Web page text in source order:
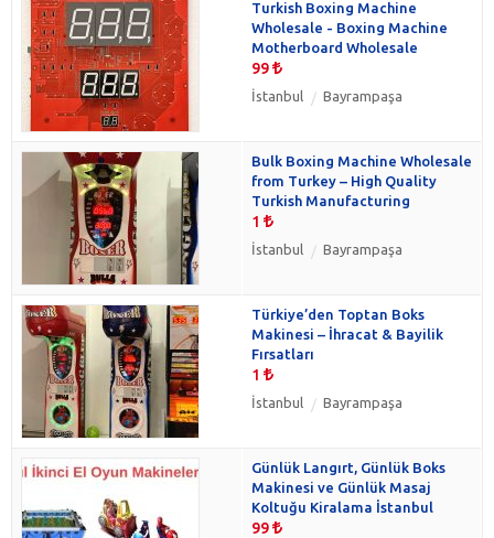
Turkish Boxing Machine
Wholesale - Boxing Machine
Motherboard Wholesale
99
İstanbul Bayrampaşa
Bulk Boxing Machine Wholesale
from Turkey – High Quality
Turkish Manufacturing
1
İstanbul Bayrampaşa
Türkiye’den Toptan Boks
Makinesi – İhracat & Bayilik
Fırsatları
1
İstanbul Bayrampaşa
Günlük Langırt, Günlük Boks
Makinesi ve Günlük Masaj
Koltuğu Kiralama İstanbul
99